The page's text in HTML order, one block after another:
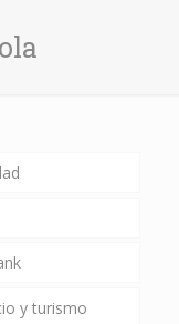
y turismo